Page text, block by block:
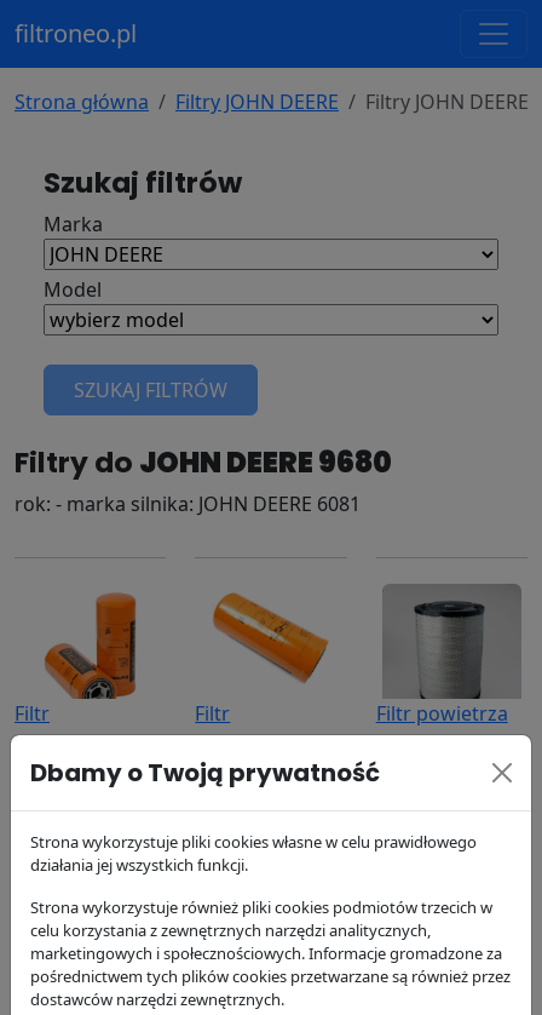
filtroneo.pl
Strona główna Filtry JOHN DEERE Filtry JOHN DEERE
Szukaj filtrów
Marka
Model
SZUKAJ FILTRÓW
Filtry do JOHN DEERE 9680
rok: - marka silnika: JOHN DEERE 6081
Filtr
hydrauliczny
P164378
Filtr
hydrauliczny
P173689
327.64 zł
Filtr powietrza
P533235
Donaldson
Dbamy o Twoją prywatność
Strona wykorzystuje pliki cookies własne w celu prawidłowego
działania jej wszystkich funkcji.
Strona wykorzystuje również pliki cookies podmiotów trzecich w
celu korzystania z zewnętrznych narzędzi analitycznych,
marketingowych i społecznościowych. Informacje gromadzone za
pośrednictwem tych plików cookies przetwarzane są również przez
dostawców narzędzi zewnętrznych.